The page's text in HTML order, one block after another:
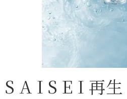
S A I S E I 再⽣